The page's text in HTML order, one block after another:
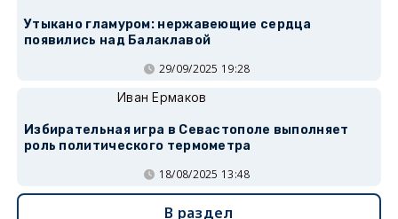
Утыкано гламуром: нержавеющие сердца
появились над Балаклавой
29/09/2025 19:28
Иван Ермаков
Избирательная игра в Севастополе выполняет
роль политического термометра
18/08/2025 13:48
В раздел